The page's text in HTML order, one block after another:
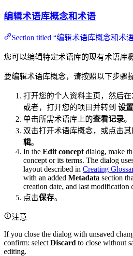
编辑术语库概念和术语
Section titled “编辑术语库概念和术
您可以编辑特定术语库的现有术语库
要编辑术语库概念，请按照以下步骤
打开您的个人资料主页，然后
或者，打开您的项目并转到 设
单击所需术语库上的查看记录。
双击打开术语库概念，或点击
辑。
In the Edit concept dialog, make
concept or its terms. The dialog
layout described in Creating
with an added Metadata section
creation date, and last modification
点击保存。
注意
If you close the dialog with unsaved
confirm: select Discard to close without
editing.